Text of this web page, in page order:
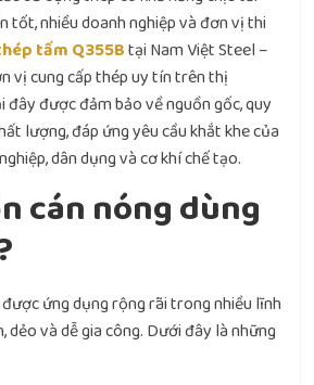
tốt, nhiều doanh nghiệp và đơn vị thi
tấm Q355Btại Nam Việt Steel –
vị cung cấp thép uy tín trên thị
đây được đảm bảo về nguồn gốc, quy
lượng, đáp ứng yêu cầu khắt khe của
dân dụng và cơ khí chế tạo.
cán nóng dùng
ứng dụng rộng rãi trong nhiều lĩnh
dẻo và dễ gia công. Dưới đây là những